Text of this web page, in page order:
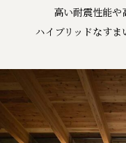
高い耐震性能や
ハイブリッドなすま